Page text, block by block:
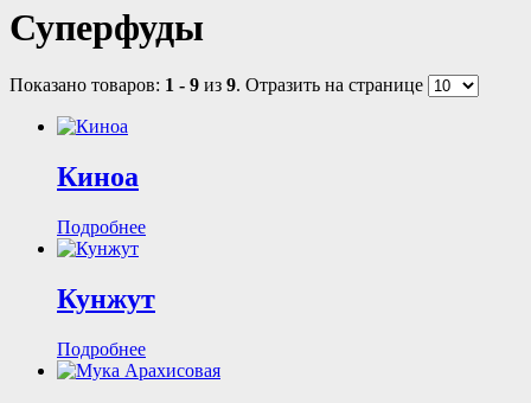
Суперфуды
Показано товаров: 1 - 9 из 9. Отразить на странице
Киноа
Подробнее
Кунжут
Подробнее